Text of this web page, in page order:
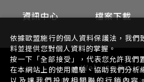
Website
資訊中心
檔案下載
依據歐盟施行的個人資料保護法，我們
料並提供您對個人資料的掌握。
按一下「全部接受」，代表您允許我
在本網站上的使用體驗、協助我們分析
以及讓我們投放相關聯的行銷內容